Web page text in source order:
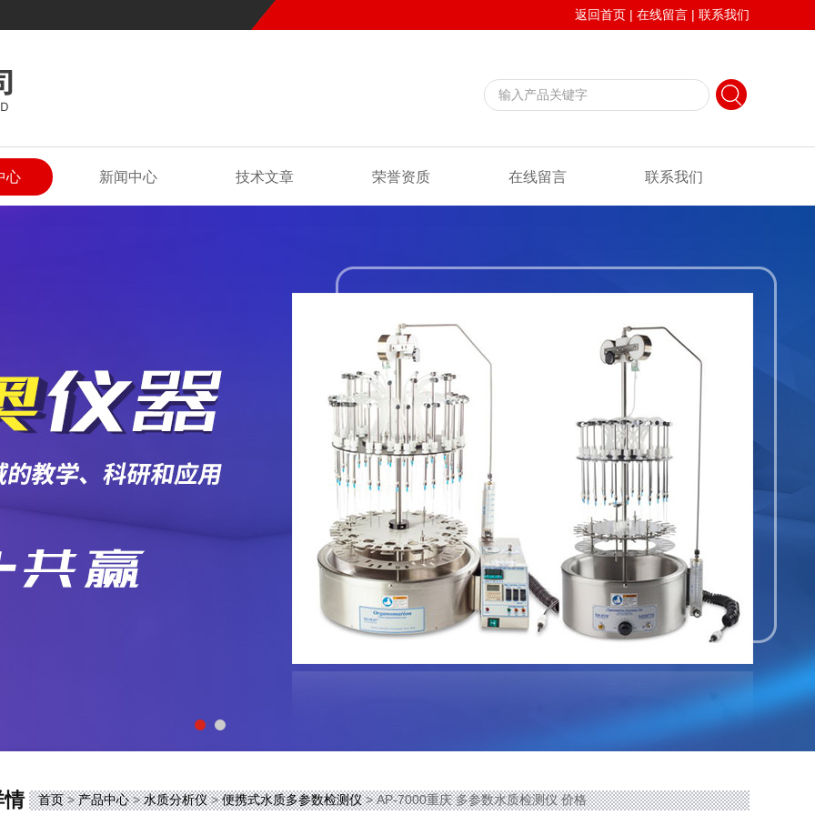
返回首页 | 在线留言 | 联系我们
心 新闻中心 技术文章 荣誉资质 在线留言 联系我们
情 首页>产品中心>水质分析仪>便携式水质多参数检测仪> AP-7000重庆 多参数水质检测仪 价格